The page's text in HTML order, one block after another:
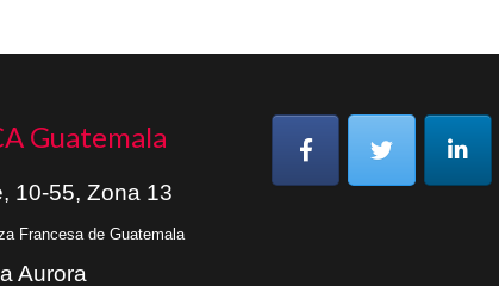
Guatemala
10-55, Zona 13
Francesa de Guatemala
Aurora